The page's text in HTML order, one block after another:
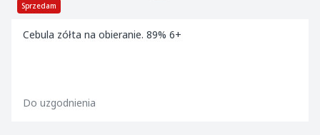
Sprzedam
Cebula zółta na obieranie. 89% 6+
Do uzgodnienia